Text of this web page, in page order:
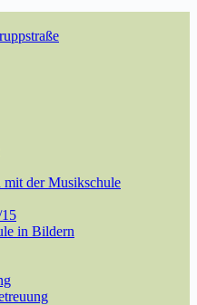
der Musikschule
in Bildern